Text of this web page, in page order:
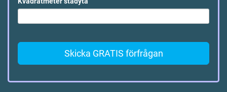
Skicka GRATIS förfrågan